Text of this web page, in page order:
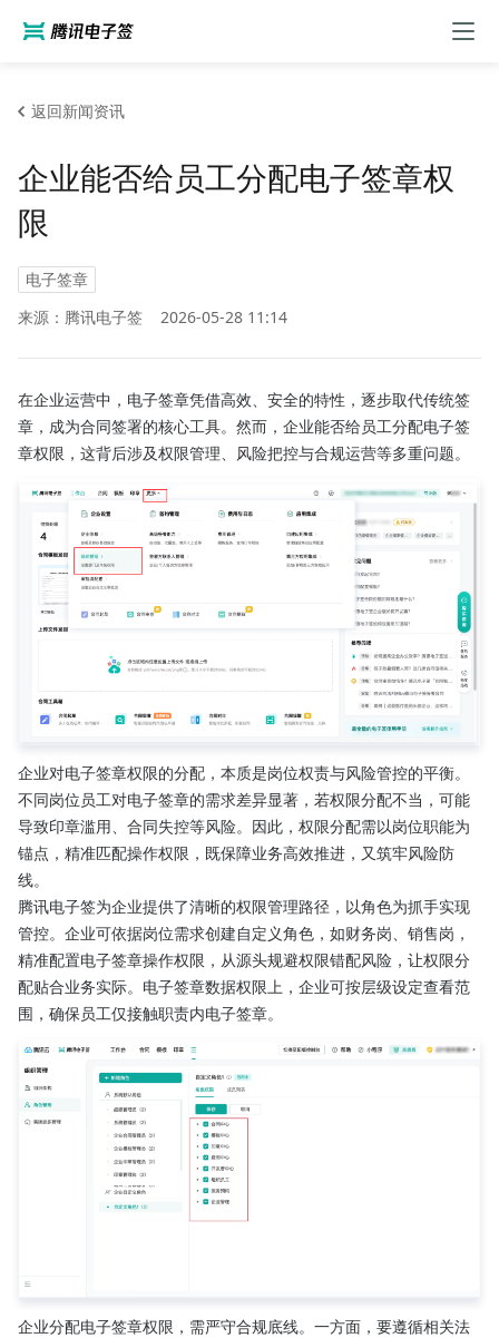
返回新闻资讯
企业能否给员工分配电子签章权
限
电子签章
来源：腾讯电子签
2026-05-28 11:14
在企业运营中，电子签章凭借高效、安全的特性，逐步取代传统签
章，成为合同签署的核心工具。然而，企业能否给员工分配电子签
章权限，这背后涉及权限管理、风险把控与合规运营等多重问题。
企业对电子签章权限的分配，本质是岗位权责与风险管控的平衡。
不同岗位员工对电子签章的需求差异显著，若权限分配不当，可能
导致印章滥用、合同失控等风险。因此，权限分配需以岗位职能为
锚点，精准匹配操作权限，既保障业务高效推进，又筑牢风险防
线。
腾讯电子签为企业提供了清晰的权限管理路径，以角色为抓手实现
管控。企业可依据岗位需求创建自定义角色，如财务岗、销售岗，
精准配置电子签章操作权限，从源头规避权限错配风险，让权限分
配贴合业务实际。电子签章数据权限上，企业可按层级设定查看范
围，确保员工仅接触职责内电子签章。
企业分配电子签章权限，需严守合规底线。一方面，要遵循相关法